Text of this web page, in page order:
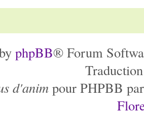
phpBB® Forum
d'anim pour PHPBB